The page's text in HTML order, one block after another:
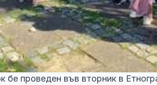
бе проведен във вторник в